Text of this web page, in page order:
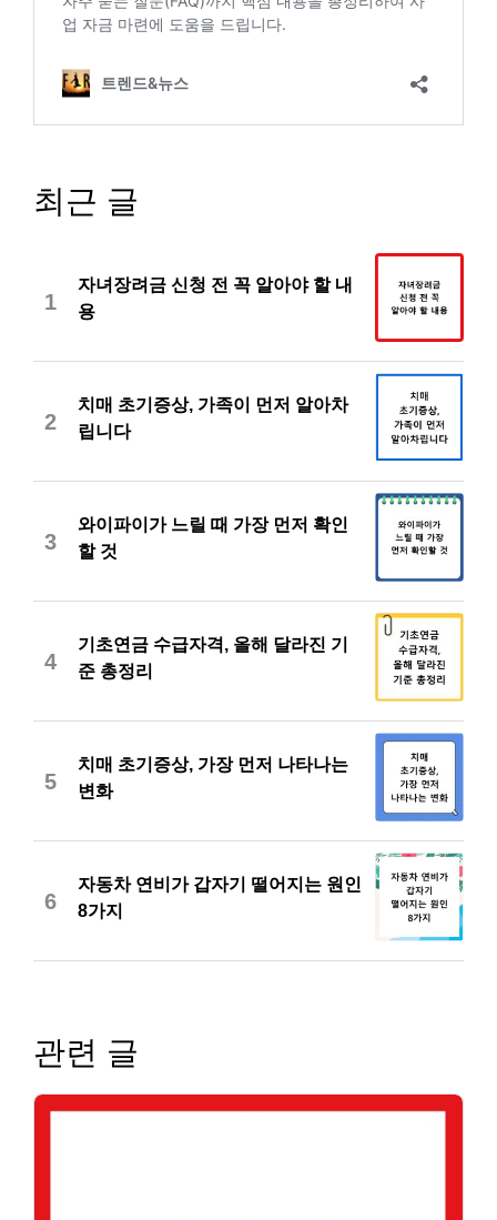
최근 글
1
자녀장려금 신청 전 꼭 알아야 할 내
용
2
치매 초기증상, 가족이 먼저 알아차
립니다
3
와이파이가 느릴 때 가장 먼저 확인
할 것
4
기초연금 수급자격, 올해 달라진 기
준 총정리
5
치매 초기증상, 가장 먼저 나타나는
변화
6
자동차 연비가 갑자기 떨어지는 원인
8가지
관련 글